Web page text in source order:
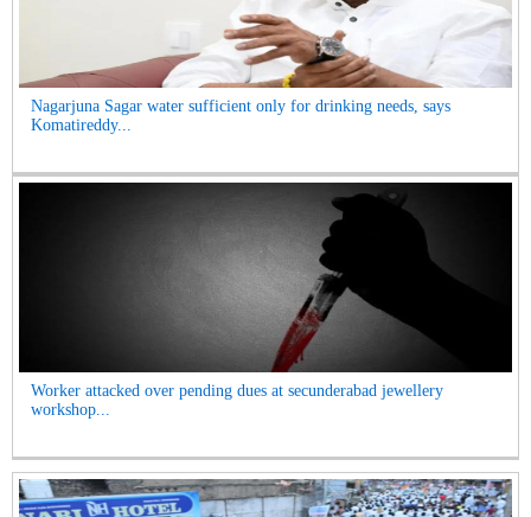
Nagarjuna Sagar water sufficient only for drinking needs, says
Komatireddy...
Worker attacked over pending dues at secunderabad jewellery
workshop...